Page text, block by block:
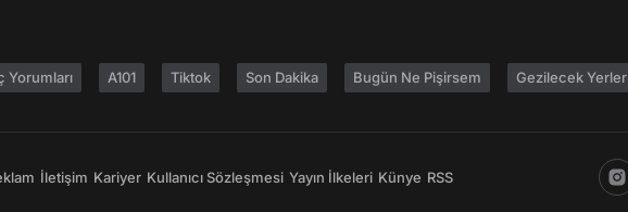
Yorumları A101 Tiktok Son Dakika Bugün Ne Pişirsem Gezilecek Yerler
İletişim Kariyer Kullanıcı Sözleşmesi Yayın İlkeleri Künye RSS